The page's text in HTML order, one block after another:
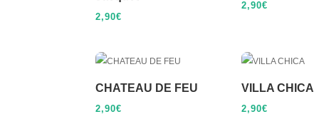
2,90€
2,90€
CHATEAU DE FEU
2,90€
VILLA CHICA
2,90€